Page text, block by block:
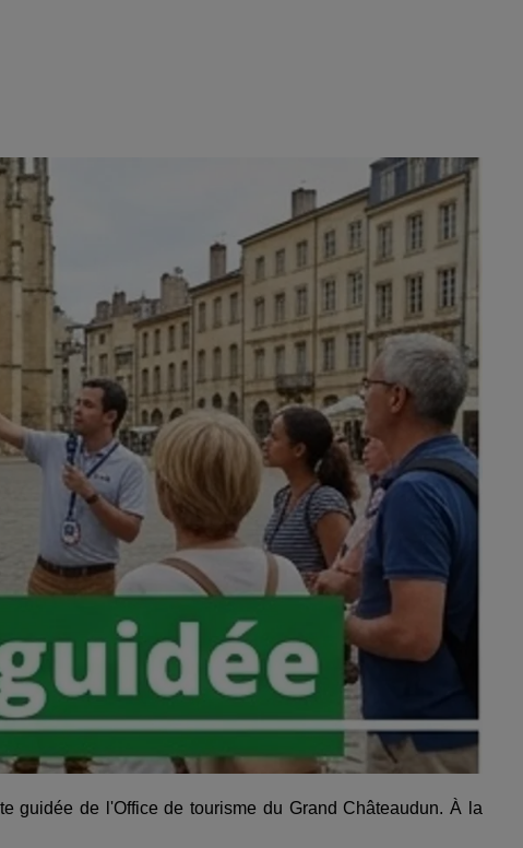
guidée de l'Office de tourisme du Grand Châteaudun. À la